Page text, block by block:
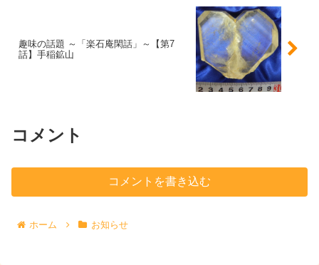
趣味の話題 ～「楽石庵閑話」～【第7
話】手稲鉱山
コメント
コメントを書き込む
ホーム お知らせ